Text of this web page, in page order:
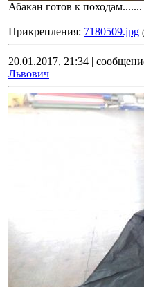
Абакан готов к походам.......
Прикрепления: 7180509.jpg
20.01.2017, 21:34 |
Львович